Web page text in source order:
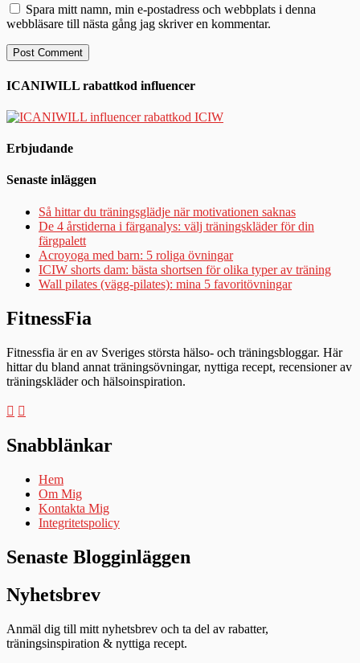
Spara mitt namn, min e-postadress och webbplats i denna
webbläsare till nästa gång jag skriver en kommentar.
ICANIWILL rabattkod influencer
Erbjudande
Senaste inläggen
Så hittar du träningsglädje när motivationen saknas
De 4 årstiderna i färganalys: välj träningskläder för din
färgpalett
Acroyoga med barn: 5 roliga övningar
ICIW shorts dam: bästa shortsen för olika typer av träning
Wall pilates (vägg-pilates): mina 5 favoritövningar
FitnessFia
Fitnessfia är en av Sveriges största hälso- och träningsbloggar. Här
hittar du bland annat träningsövningar, nyttiga recept, recensioner av
träningskläder och hälsoinspiration.
Snabblänkar
Hem
Om Mig
Kontakta Mig
Integritetspolicy
Senaste Blogginläggen
Nyhetsbrev
Anmäl dig till mitt nyhetsbrev och ta del av rabatter,
träningsinspiration & nyttiga recept.